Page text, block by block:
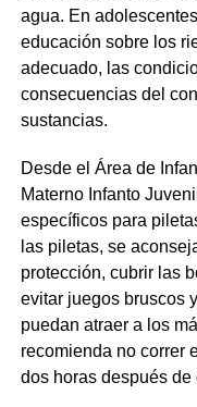
agua. En
educación sobre los
adecuado, las
consecuencias del
sustancias.
Desde el Área de
Materno Infanto
específicos para
las piletas, se
protección, cubrir las
evitar juegos bruscos
puedan atraer a los
recomienda no correr
dos horas después